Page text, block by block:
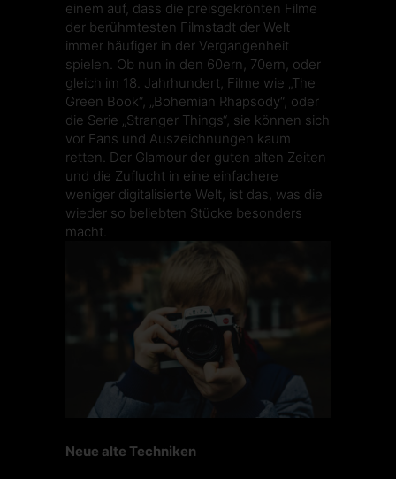
einem auf, dass die preisgekrönten Filme
der berühmtesten Filmstadt der Welt
immer häufiger in der Vergangenheit
spielen. Ob nun in den 60ern, 70ern, oder
gleich im 18. Jahrhundert, Filme wie „The
Green Book“, „Bohemian Rhapsody“, oder
die Serie „Stranger Things“, sie können sich
vor Fans und Auszeichnungen kaum
retten. Der Glamour der guten alten Zeiten
und die Zuflucht in eine einfachere
weniger digitalisierte Welt, ist das, was die
wieder so beliebten Stücke besonders
macht.
Neue alte Techniken